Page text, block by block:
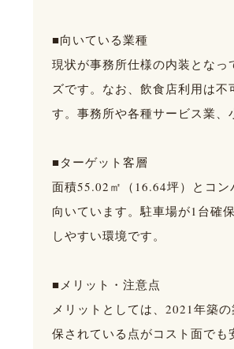
■向いている業種
現状が事務所仕様の内装とな
ズです。なお、飲食店利用は
す。事務所や各種サービス業、
■ターゲット客層
面積55.02㎡（16.64坪）とコ
向いています。駐車場が1台確
しやすい環境です。
■メリット・注意点
メリットとしては、2021年築
保されている点がコスト面でも